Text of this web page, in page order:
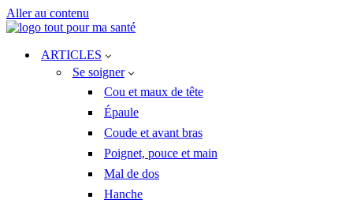
Aller au contenu
ARTICLES
Se soigner
Cou et maux de tête
Épaule
Coude et avant bras
Poignet, pouce et main
Mal de dos
Hanche